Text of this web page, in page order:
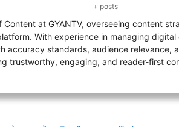
+ posts
Content at GYANTV, overseeing content
With experience in managing
accuracy standards, audience relevance,
trustworthy, engaging, and reader-first